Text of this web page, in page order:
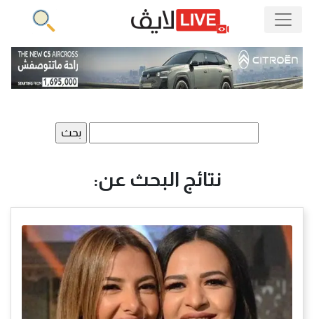
عن:
نتائج البحث عن: